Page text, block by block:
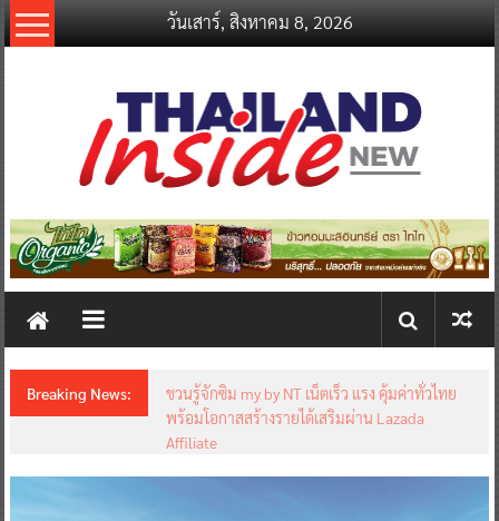
Skip
to
วันเสาร์, สิงหาคม 8, 2026
thailandinsidenew.com
Thailand
New
Breaking News:
ชวนรู้จักซิม my by NT เน็ตเร็ว แรง คุ้มค่าทั่วไทย
พร้อมโอกาสสร้างรายได้เสริมผ่าน Lazada
Affiliate